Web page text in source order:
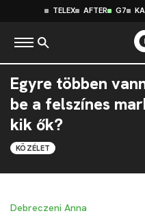
TELEX AFTER G7
Egyre többen
be a felszínes
kik ők?
KÖZÉLET
Debreczeni Anna